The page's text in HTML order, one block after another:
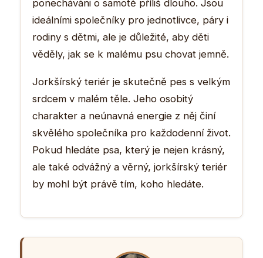
ponecháváni o samotě příliš dlouho. Jsou
ideálními společníky pro jednotlivce, páry i
rodiny s dětmi, ale je důležité, aby děti
věděly, jak se k malému psu chovat jemně.
Jorkšírský teriér je skutečně pes s velkým
srdcem v malém těle. Jeho osobitý
charakter a neúnavná energie z něj činí
skvělého společníka pro každodenní život.
Pokud hledáte psa, který je nejen krásný,
ale také odvážný a věrný, jorkšírský teriér
by mohl být právě tím, koho hledáte.